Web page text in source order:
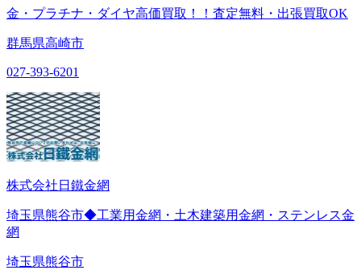
金・プラチナ・ダイヤ高価買取！！査定無料・出張買取OK
群馬県高崎市
027-393-6201
株式会社日鐵金網
埼玉県熊谷市◆工業用金網・土木建築用金網・ステンレス金
網
埼玉県熊谷市